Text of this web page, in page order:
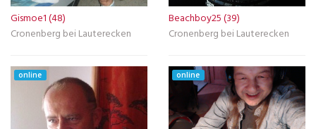
Gismoe1 (48)
Cronenberg bei Lauterecken
Beachboy25 (39)
Cronenberg bei Lauterecken
online online